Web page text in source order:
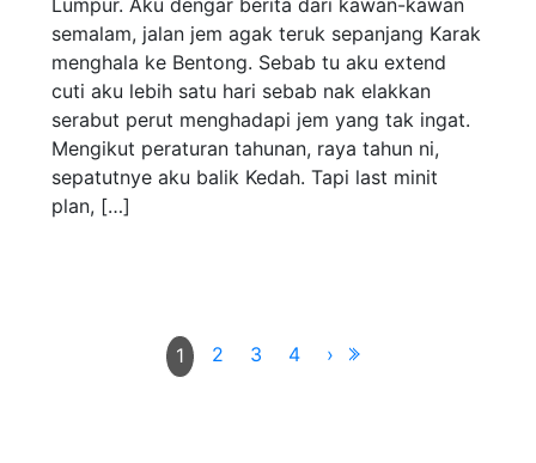
semalam, jalan jem agak teruk sepanjang Karak
menghala ke Bentong. Sebab tu aku extend
cuti aku lebih satu hari sebab nak elakkan
serabut perut menghadapi jem yang tak ingat.
Mengikut peraturan tahunan, raya tahun ni,
sepatutnye aku balik Kedah. Tapi last minit
plan, […]
1 2 3 4 ›